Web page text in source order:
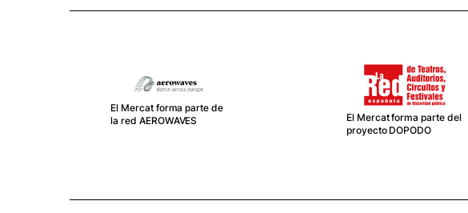
El Mercat forma parte del
El Mercat forma parte de LA
RED Española de teatros,
Auditorios, Circuitos y
Festivales de titularidad
pública